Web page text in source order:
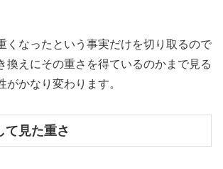
くなったという事実だけを切り取るので
換えにその重さを得ているのかまで見る
がかなり変わります。
て見た重さ